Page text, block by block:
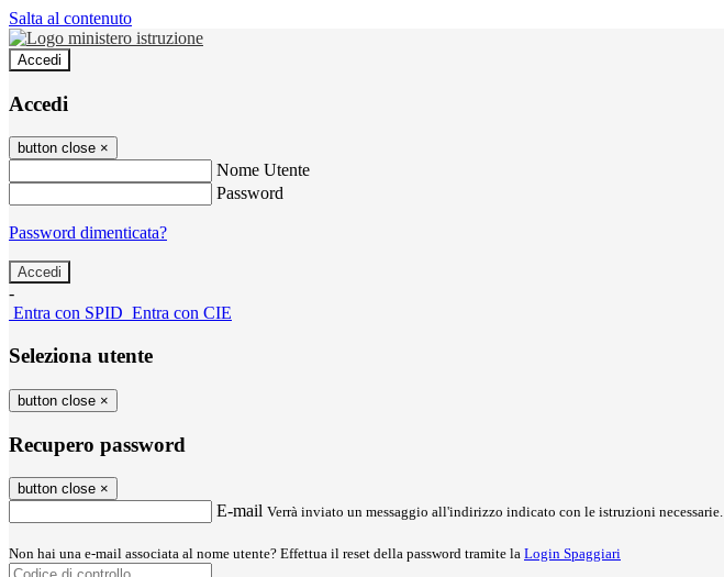
Salta al contenuto
Accedi
Accedi
button close ×
Nome Utente
Password
Password dimenticata?
-
Entra con SPID Entra con CIE
Seleziona utente
button close ×
Recupero password
button close ×
E-mail Verrà inviato un messaggio all'indirizzo indicato con le istruzioni necessarie.
Non hai una e-mail associata al nome utente? Effettua il reset della password tramite la Login Spaggiari